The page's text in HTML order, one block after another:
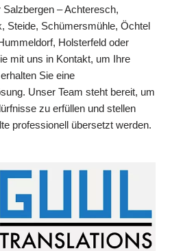
– Achteresch,
Steide, Schümersmühle, Öchtel
Holsterfeld oder
mit uns in Kontakt, um Ihre
Sie eine
Unser Team steht bereit, um
zu erfüllen und stellen
professionell übersetzt werden.